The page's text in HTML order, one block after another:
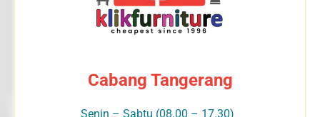
Cabang Tangerang
Senin – Sabtu (08.00 – 17.30)